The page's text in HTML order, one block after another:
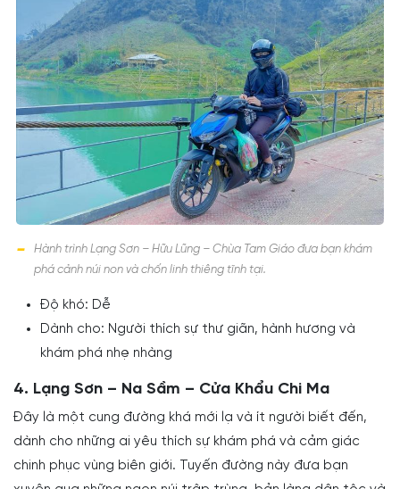
Hành trình Lạng Sơn – Hữu Lũng – Chùa Tam Giáo đưa bạn khám
phá cảnh núi non và chốn linh thiêng tĩnh tại.
Độ khó: Dễ
Dành cho: Người thích sự thư giãn, hành hương và
khám phá nhẹ nhàng
4. Lạng Sơn – Na Sầm – Cửa Khẩu Chi Ma
Đây là một cung đường khá mới lạ và ít người biết đến,
dành cho những ai yêu thích sự khám phá và cảm giác
chinh phục vùng biên giới. Tuyến đường này đưa bạn